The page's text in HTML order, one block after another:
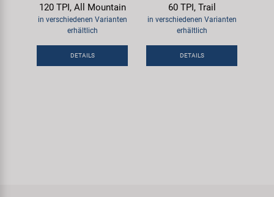
120 TPI, All Mountain
in verschiedenen Varianten
erhältlich
DETAILS
60 TPI, Trail
in verschiedenen Varianten
erhältlich
DETAILS